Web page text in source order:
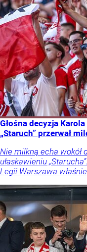
Głośna decyzja
„Staruch” przerwał
Nie milkną echa wokół
ułaskawieniu
Legii Warszawa